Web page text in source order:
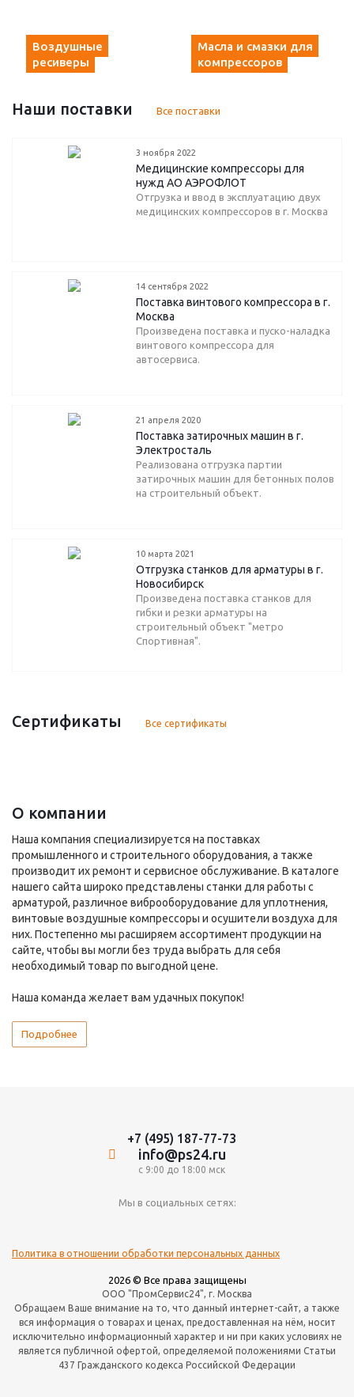
Воздушные
ресиверы
Масла и смазки для
компрессоров
Наши поставки Все поставки
3 ноября 2022
Медицинские компрессоры для
нужд АО АЭРОФЛОТ
Отгрузка и ввод в эксплуатацию двух
медицинских компрессоров в г. Москва
14 сентября 2022
Поставка винтового компрессора в г.
Москва
Произведена поставка и пуско-наладка
винтового компрессора для
автосервиса.
21 апреля 2020
Поставка затирочных машин в г.
Электросталь
Реализована отгрузка партии
затирочных машин для бетонных полов
на строительный объект.
10 марта 2021
Отгрузка станков для арматуры в г.
Новосибирск
Произведена поставка станков для
гибки и резки арматуры на
строительный объект "метро
Спортивная".
Сертификаты Все сертификаты
О компании
Наша компания специализируется на поставках
промышленного и строительного оборудования, а также
производит их ремонт и сервисное обслуживание. В каталоге
нашего сайта широко представлены станки для работы с
арматурой, различное виброоборудование для уплотнения,
винтовые воздушные компрессоры и осушители воздуха для
них. Постепенно мы расширяем ассортимент продукции на
сайте, чтобы вы могли без труда выбрать для себя
необходимый товар по выгодной цене.
Наша команда желает вам удачных покупок!
Подробнее
+7 (495) 187-77-73
info@ps24.ru
с 9:00 до 18:00 мск
Мы в социальных сетях:
Политика в отношении обработки персональных данных
2026 © Все права защищены
ООО "ПромСервис24", г. Москва
Обращаем Ваше внимание на то, что данный интернет-сайт, а также
вся информация о товарах и ценах, предоставленная на нём, носит
исключительно информационный характер и ни при каких условиях не
является публичной офертой, определяемой положениями Статьи
437 Гражданского кодекса Российской Федерации